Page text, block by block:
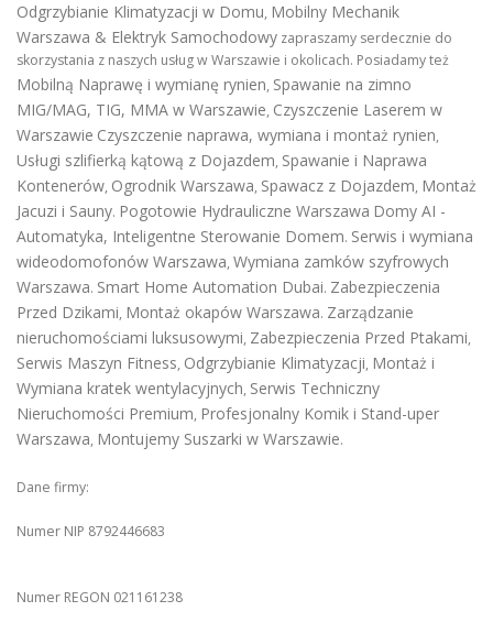
Odgrzybianie Klimatyzacji w Domu, Mobilny Mechanik
Warszawa & Elektryk Samochodowy zapraszamy serdecznie do
skorzystania z naszych usług w Warszawie i okolicach. Posiadamy też
Mobilną Naprawę i wymianę rynien, Spawanie na zimno
MIG/MAG, TIG, MMA w Warszawie, Czyszczenie Laserem w
Warszawie Czyszczenie naprawa, wymiana i montaż rynien,
Usługi szlifierką kątową z Dojazdem, Spawanie i Naprawa
Kontenerów, Ogrodnik Warszawa, Spawacz z Dojazdem, Montaż
Jacuzi i Sauny. Pogotowie Hydrauliczne Warszawa Domy AI -
Automatyka, Inteligentne Sterowanie Domem. Serwis i wymiana
wideodomofonów Warszawa, Wymiana zamków szyfrowych
Warszawa. Smart Home Automation Dubai. Zabezpieczenia
Przed Dzikami, Montaż okapów Warszawa. Zarządzanie
nieruchomościami luksusowymi, Zabezpieczenia Przed Ptakami,
Serwis Maszyn Fitness, Odgrzybianie Klimatyzacji, Montaż i
Wymiana kratek wentylacyjnych, Serwis Techniczny
Nieruchomości Premium, Profesjonalny Komik i Stand-uper
Warszawa, Montujemy Suszarki w Warszawie.
Dane firmy:
Numer NIP 8792446683
Numer REGON 021161238